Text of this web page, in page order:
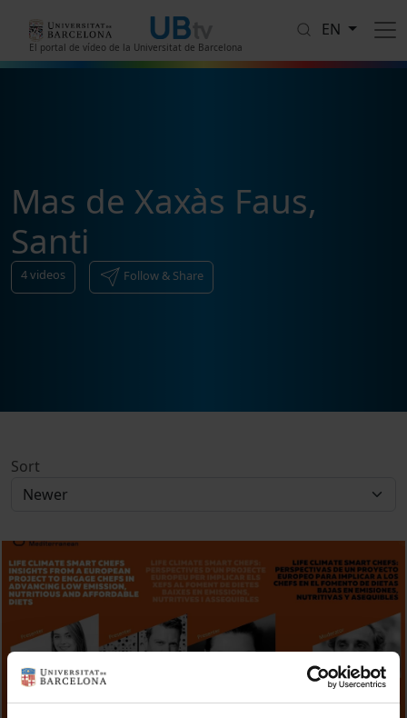
El portal de vídeo de la Universitat de Barcelona
EN
Mas de Xaxàs Faus,
Santi
4videos Follow & Share
Sort